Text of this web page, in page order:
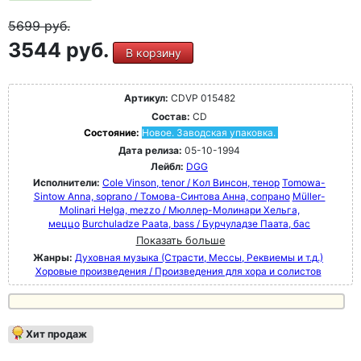
5699руб.
3544 руб. В корзину
Артикул: CDVP 015482
Состав: CD
Состояние: Новое. Заводская упаковка.
Дата релиза: 05-10-1994
Лейбл: DGG
Исполнители: Cole Vinson, tenor / Кол Винсон, тенор Tomowa-
Sintow Anna, soprano / Томова-Синтова Анна, сопрано Müller-
Molinari Helga, mezzo / Мюллер-Молинари Хельга,
меццо Burchuladze Paata, bass / Бурчуладзе Паата, бас
Показать больше
Жанры: Духовная музыка (Страсти, Мессы, Реквиемы и т.д.)
Хоровые произведения / Произведения для хора и солистов
Хит продаж